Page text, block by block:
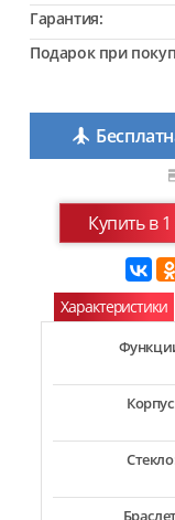
Гарантия:
Подарок при
Купить в
Характеристики